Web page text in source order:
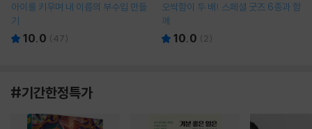
아이를 키우며 내 이름의 부수입 만들
기
10.0 (47)
오싹함이 두 배! 스페셜 굿즈 6종과 함
께
10.0 ( 2)
#기간한정특가